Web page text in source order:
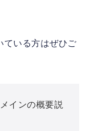
ている方はぜひご
インの概要説